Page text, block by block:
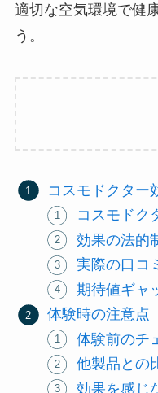
適切な空気環境で健
う。
コスモドクター
コスモドク
効果の法的
実際の口コ
期待値ギャ
体験時の注意点
体験前のチ
他製品との
効果を感じ